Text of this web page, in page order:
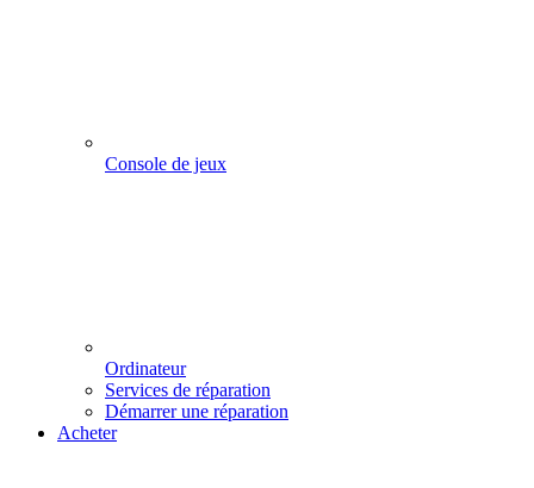
Console de jeux
Ordinateur
Services de réparation
Démarrer une réparation
Acheter